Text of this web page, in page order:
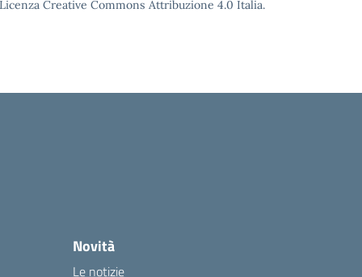
Creative Commons Attribuzione 4.0 Italia.
Novità
Le notizie